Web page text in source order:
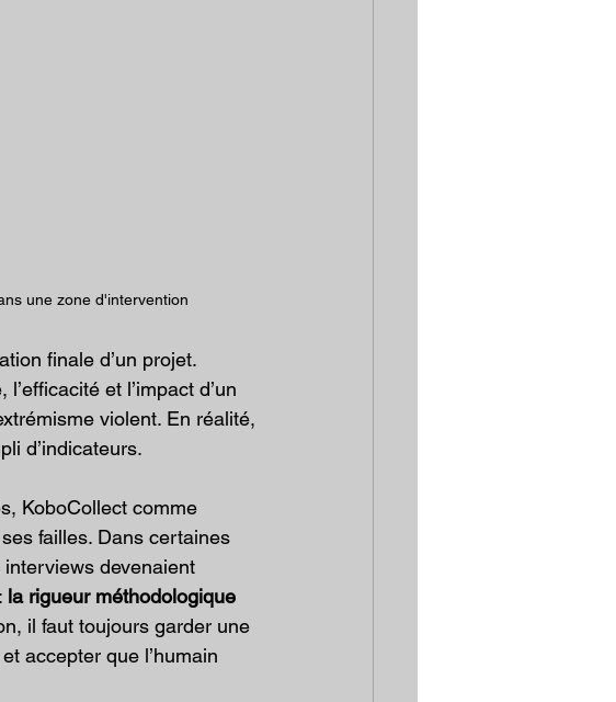
une zone d'intervention
finale d’un projet.
et l’impact d’un
violent. En réalité,
d’indicateurs.
KoboCollect comme
failles. Dans certaines
devenaient
la rigueur méthodologique
il faut toujours garder une
accepter que l’humain